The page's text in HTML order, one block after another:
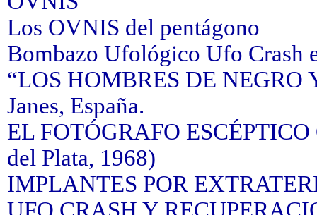
Los OVNIS del pentágono
Bombazo Ufológico Ufo Crash
“LOS HOMBRES DE NEGRO
Janes, España.
EL FOTÓGRAFO
del Plata, 1968)
IMPLANTES POR